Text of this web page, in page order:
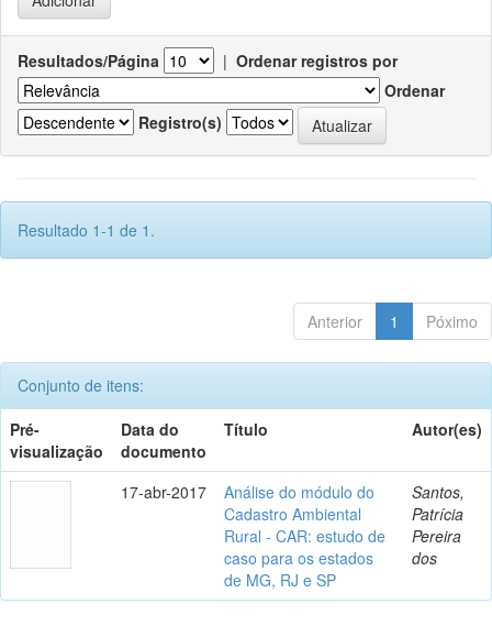
Resultados/Página | Ordenar registros por
Ordenar
Registro(s)
Resultado 1-1 de 1.
Anterior 1 Póximo
Conjunto de itens:
Pré-
visualização
Data do
documento
Título Autor(es)
17-abr-2017
Análise do módulo do
Cadastro Ambiental
Rural - CAR: estudo de
caso para os estados
de MG, RJ e SP
Santos,
Patrícia
Pereira
dos